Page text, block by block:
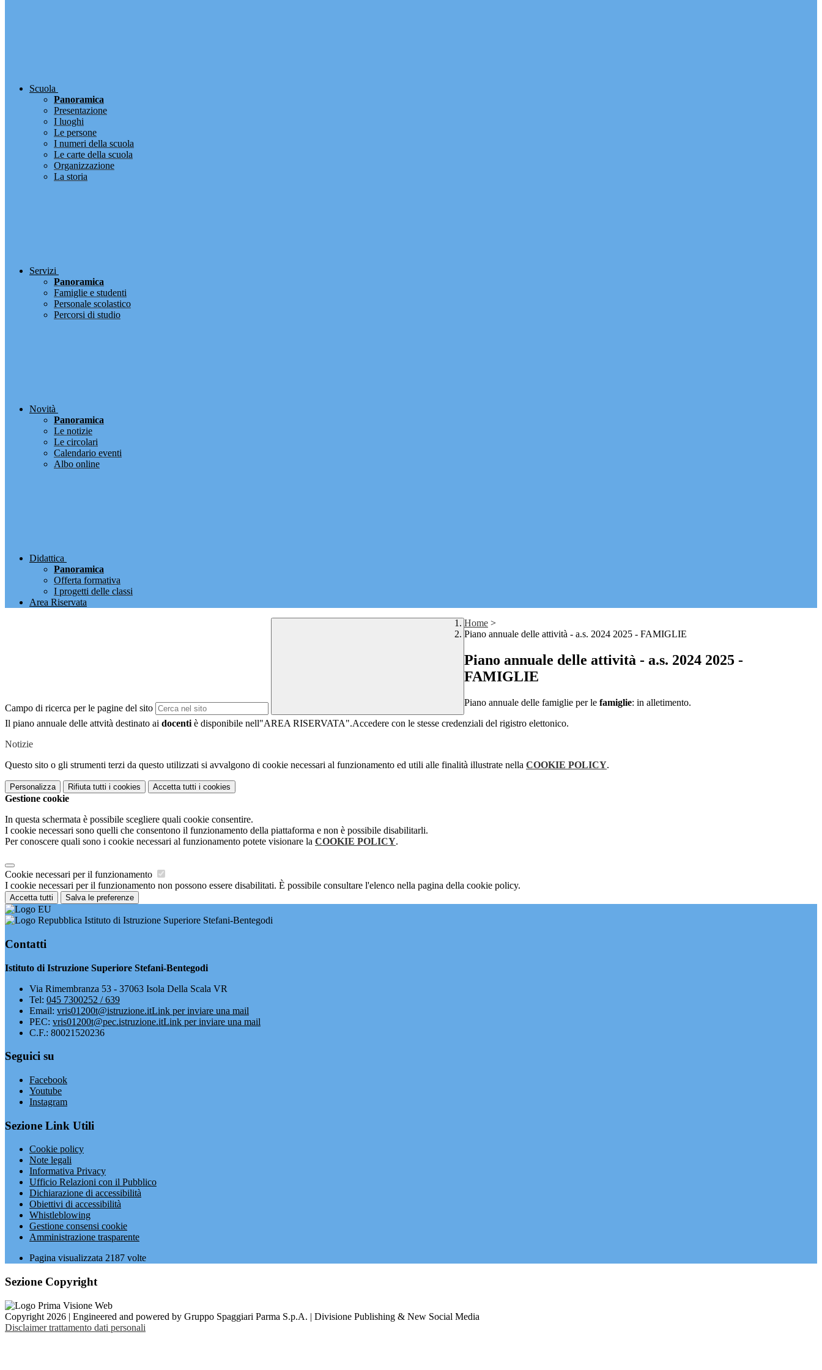
Scuola
Panoramica
Presentazione
I luoghi
Le persone
I numeri della scuola
Le carte della scuola
Organizzazione
La storia
Servizi
Panoramica
Famiglie e studenti
Personale scolastico
Percorsi di studio
Novità
Panoramica
Le notizie
Le circolari
Calendario eventi
Albo online
Didattica
Panoramica
Offerta formativa
I progetti delle classi
Area Riservata
Campo di ricerca per le pagine del sito
Home >
Piano annuale delle attività - a.s. 2024 2025 - FAMIGLIE
Piano annuale delle attività - a.s. 2024 2025 -
FAMIGLIE
Piano annuale delle famiglie per le famiglie: in alletimento.
Il piano annuale delle attvità destinato ai docenti è disponibile nell"AREA RISERVATA".Accedere con le stesse credenziali del rigistro elettonico.
Notizie
Questo sito o gli strumenti terzi da questo utilizzati si avvalgono di cookie necessari al funzionamento ed utili alle finalità illustrate nella COOKIE POLICY.
Personalizza Rifiuta tutti i cookies Accetta tutti i cookies
Gestione cookie
In questa schermata è possibile scegliere quali cookie consentire.
I cookie necessari sono quelli che consentono il funzionamento della piattaforma e non è possibile disabilitarli.
Per conoscere quali sono i cookie necessari al funzionamento potete visionare la COOKIE POLICY.
Cookie necessari per il funzionamento
I cookie necessari per il funzionamento non possono essere disabilitati. È possibile consultare l'elenco nella pagina della cookie policy.
Accetta tutti Salva le preferenze
Istituto di Istruzione Superiore Stefani-Bentegodi
Contatti
Istituto di Istruzione Superiore Stefani-Bentegodi
Via Rimembranza 53 - 37063 Isola Della Scala VR
Tel: 045 7300252 / 639
Email: vris01200t@istruzione.itLink per inviare una mail
PEC: vris01200t@pec.istruzione.itLink per inviare una mail
C.F.: 80021520236
Seguici su
Facebook
Youtube
Instagram
Sezione Link Utili
Cookie policy
Note legali
Informativa Privacy
Ufficio Relazioni con il Pubblico
Dichiarazione di accessibilità
Obiettivi di accessibilità
Whistleblowing
Gestione consensi cookie
Amministrazione trasparente
Pagina visualizzata 2187 volte
Sezione Copyright
Copyright 2026 | Engineered and powered by Gruppo Spaggiari Parma S.p.A. | Divisione Publishing & New Social Media
Disclaimer trattamento dati personali